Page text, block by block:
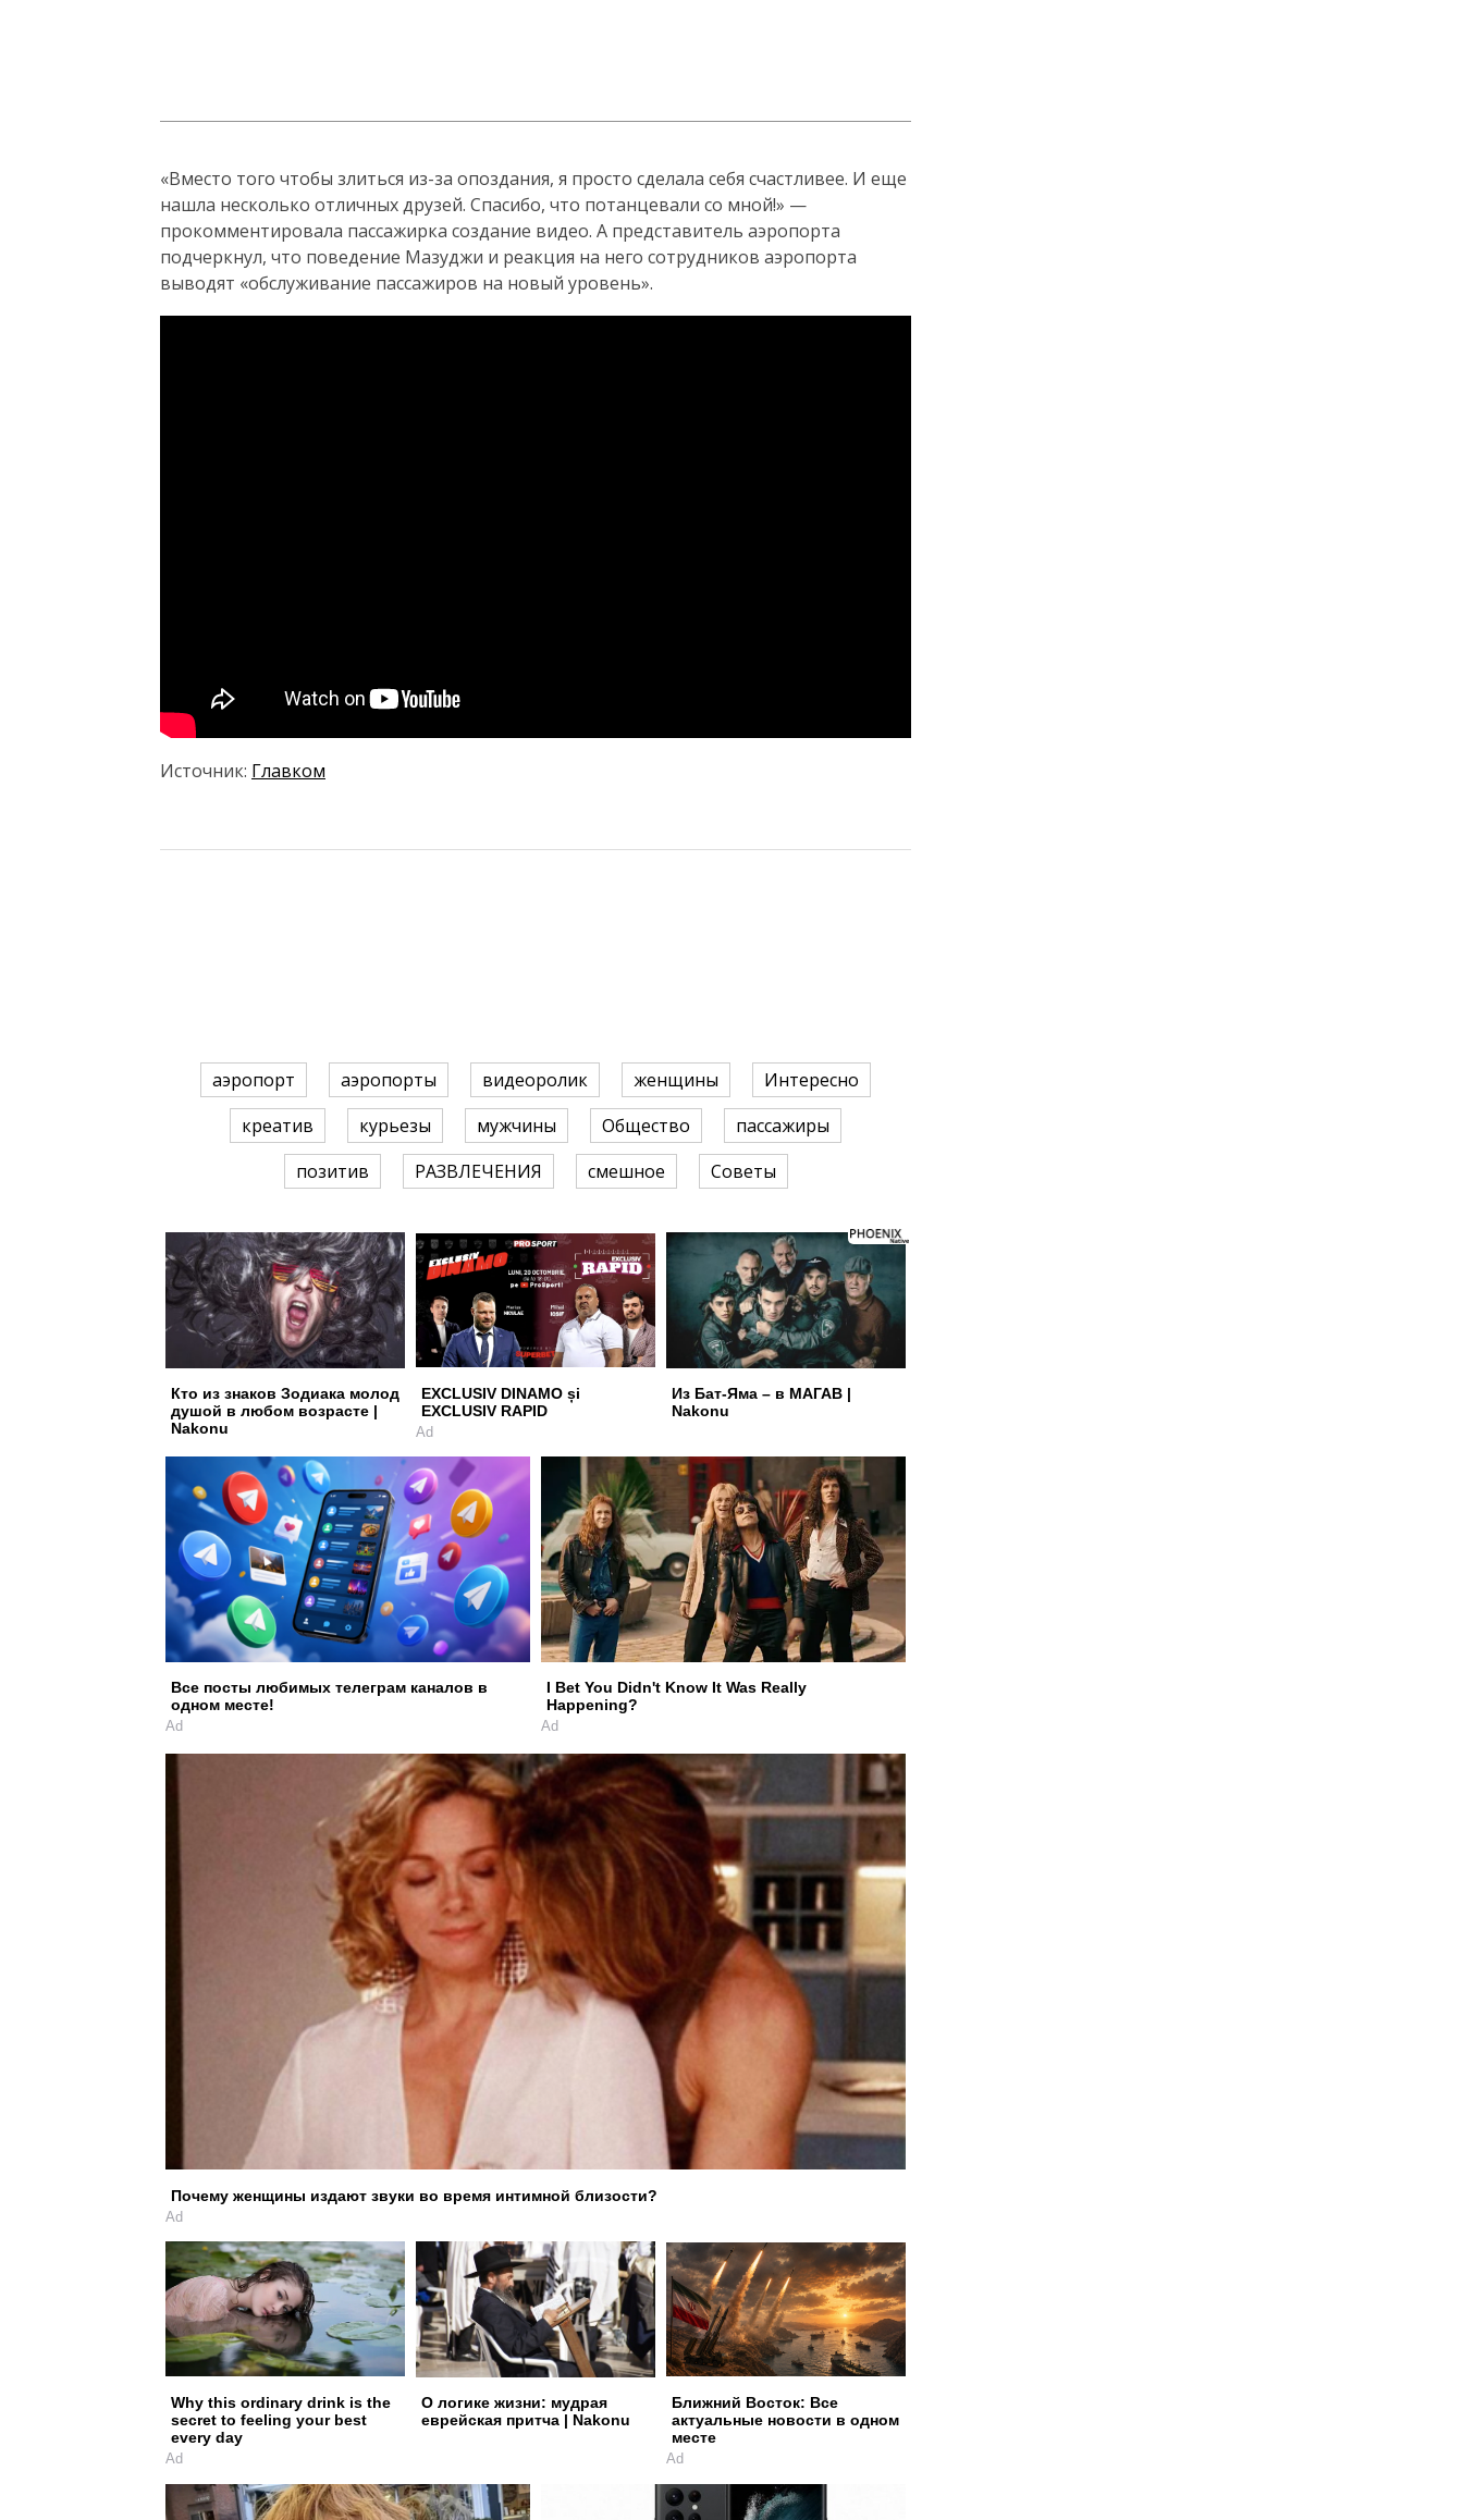
«Вместо того чтобы злиться из-за опоздания, я просто сделала себя счастливее. И еще
нашла несколько отличных друзей. Спасибо, что потанцевали со мной!» —
прокомментировала пассажирка создание видео. А представитель аэропорта
подчеркнул, что поведение Мазуджи и реакция на него сотрудников аэропорта
выводят «обслуживание пассажиров на новый уровень».
Источник: Главком
аэропорт аэропорты видеоролик женщины
Интересно
креатив
курьезы мужчины Общество
пассажиры
позитив
РАЗВЛЕЧЕНИЯ смешное Советы
Кто из знаков Зодиака молод
душой в любом возрасте |
Nakonu
EXCLUSIV DINAMO și
EXCLUSIV RAPID
Ad
Из Бат-Яма – в МАГАВ |
Nakonu
Все посты любимых телеграм каналов в
одном месте!
Ad
I Bet You Didn't Know It Was Really
Happening?
Ad
Почему женщины издают звуки во время интимной близости?
Ad
Why this ordinary drink is the
secret to feeling your best
every day
Ad
О логике жизни: мудрая
еврейская притча | Nakonu
Ближний Восток: Все
актуальные новости в одном
месте
Ad